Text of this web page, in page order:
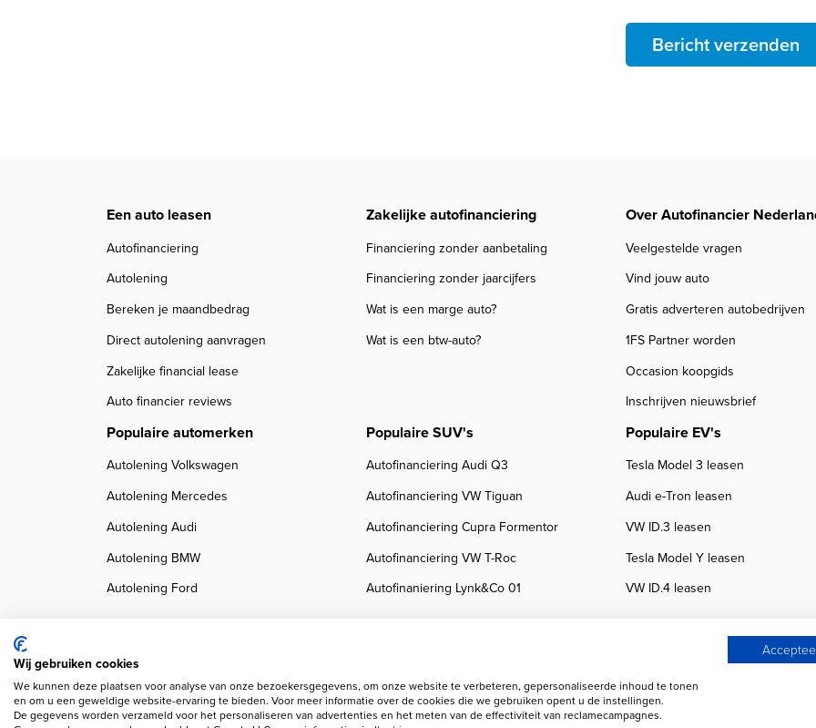
Bericht verzenden
Een auto leasen
Autofinanciering
Autolening
Bereken je maandbedrag
Direct autolening aanvragen
Zakelijke financial lease
Auto financier reviews
Zakelijke autofinanciering
Financiering zonder aanbetaling
Financiering zonder jaarcijfers
Wat is een marge auto?
Wat is een btw-auto?
Over Autofinancier
Veelgestelde vragen
Vind jouw auto
Gratis adverteren autobedrijven
1FS Partner worden
Occasion koopgids
Inschrijven nieuwsbrief
Populaire automerken
Autolening Volkswagen
Autolening Mercedes
Autolening Audi
Autolening BMW
Autolening Ford
Populaire SUV's
Autofinanciering Audi Q3
Autofinanciering VW Tiguan
Autofinanciering Cupra Formentor
Autofinanciering VW T-Roc
Autofinaniering Lynk&Co 01
Populaire EV's
Tesla Model 3 leasen
Audi e-Tron leasen
VW ID.3 leasen
Tesla Model Y leasen
VW ID.4 leasen
Copyright navigation
Privacy verklaring Cookieverklaring Disclaimer Klanten beoordelingen
Autobedrijven
Wij gebruiken cookies
We kunnen deze plaatsen voor analyse van onze bezoekersgegevens, om onze website te verbeteren, gepersonaliseerde inhoud te tonen
en om u een geweldige website-ervaring te bieden. Voor meer informatie over de cookies die we gebruiken opent u de instellingen.
De gegevens worden verzameld voor het personaliseren van advertenties en het meten van de effectiviteit van reclamecampagnes.